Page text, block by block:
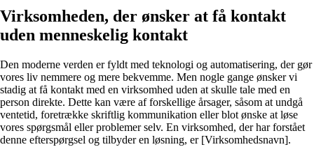
Virksomheden, der ønsker at få kontakt
uden menneskelig kontakt
Den moderne verden er fyldt med teknologi og automatisering, der gør
vores liv nemmere og mere bekvemme. Men nogle gange ønsker vi
stadig at få kontakt med en virksomhed uden at skulle tale med en
person direkte. Dette kan være af forskellige årsager, såsom at undgå
ventetid, foretrække skriftlig kommunikation eller blot ønske at løse
vores spørgsmål eller problemer selv. En virksomhed, der har forstået
denne efterspørgsel og tilbyder en løsning, er [Virksomhedsnavn].